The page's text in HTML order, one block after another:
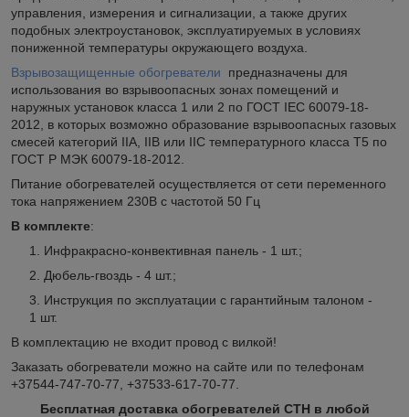
управления, измерения и сигнализации, а также других
подобных электроустановок, эксплуатируемых в условиях
пониженной температуры окружающего воздуха.
Взрывозащищенные обогреватели предназначены для
использования во взрывоопасных зонах помещений и
наружных установок класса 1 или 2 по ГОСТ IEC 60079-18-
2012, в которых возможно образование взрывоопасных газовых
смесей категорий IIА, IIB или IIC температурного класса Т5 по
ГОСТ Р МЭК 60079-18-2012.
Питание обогревателей осуществляется от сети переменного
тока напряжением 230В с частотой 50 Гц
В комплекте:
Инфракрасно-конвективная панель - 1 шт.;
Дюбель-гвоздь - 4 шт.;
Инструкция по эксплуатации с гарантийным талоном -
1 шт.
В комплектацию не входит провод с вилкой!
Заказать обогреватели можно на сайте или по телефонам
+37544-747-70-77, +37533-617-70-77.
Бесплатная доставка обогревателей СТН в любой